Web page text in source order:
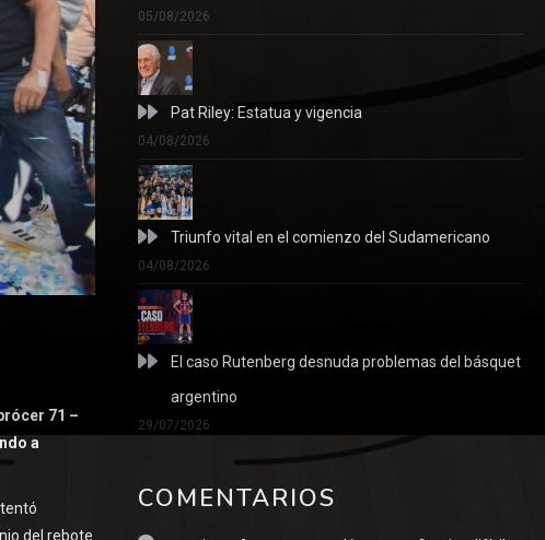
71 –
a
del rebote
05/08/2026
Pat Riley: Estatua y vigencia
04/08/2026
Triunfo vital en el comienzo del Sudamericano
04/08/2026
El caso Rutenberg desnuda problemas del básquet
argentino
29/07/2026
COMENTARIOS